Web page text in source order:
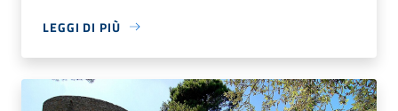
LEGGI DI PIÙ